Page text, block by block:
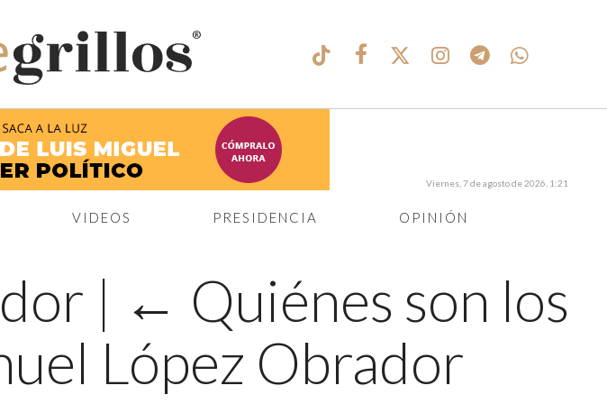
®
VIDEOS PRESIDENCIA OPINIÓN
Viernes, 7 de agosto de 2026, 1:21
| ← Quiénes son los
López Obrador